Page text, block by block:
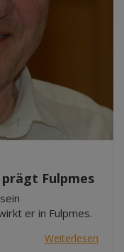
Fulpmes
er in Fulpmes.
Weiterlesen